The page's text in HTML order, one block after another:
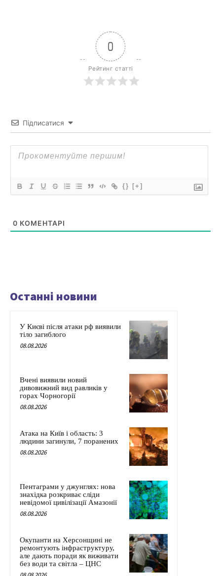
0
Рейтинг статті
Підписатися
{} [+]
0 КОМЕНТАРІ
Останні новини
У Києві після атаки рф виявили
тіло загиблого
08.08.2026
Вчені виявили новий
дивовижний вид равликів у
горах Чорногорії
08.08.2026
Атака на Київ і область: 3
людини загинули, 7 поранених
08.08.2026
Пентаграми у джунглях: нова
знахідка розкриває сліди
невідомої цивілізації Амазонії
08.08.2026
Окупанти на Херсонщині не
ремонтують інфраструктуру,
але дають поради як виживати
без води та світла – ЦНС